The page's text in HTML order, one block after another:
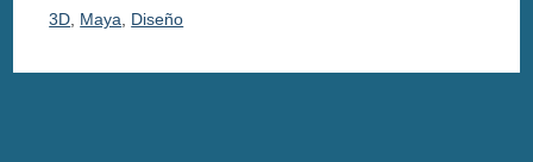
3D Maya Diseño